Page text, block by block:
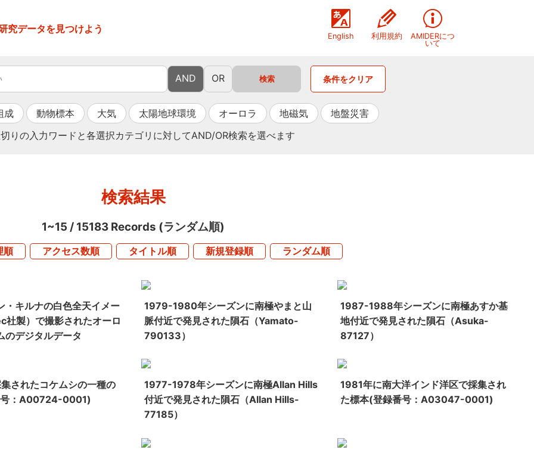
究データを見つけよう
English 利用規約
AMIDERにつ
いて
AND OR 条件をクリア
成 動物標本 大気 太陽地球環境 オーロラ 地磁気
地盤災害
りの入力ワードと各選択カテゴリに対してAND/OR検索を選べます
検索結果
1~15 / 15183 Records (ランダム順)
順 アクセス数順 タイトル順 新規登録順 ランダム順
・キルナの白色全天イメー
社製）で撮影されたオーロ
のデジタルデータ
1979-1980年シーズンに南極やまと山
脈付近で発見された隕石（Yamato-
790133）
1987-1988年シーズンに南極あすか基
地付近で発見された隕石（Asuka-
87127）
されたコケムシの一種の
号：A00724-0001)
1977-1978年シーズンに南極Allan Hills
付近で発見された隕石（Allan Hills-
77185）
1981年に南大洋インド洋区で採集され
た標本(登録番号：A03047-0001)